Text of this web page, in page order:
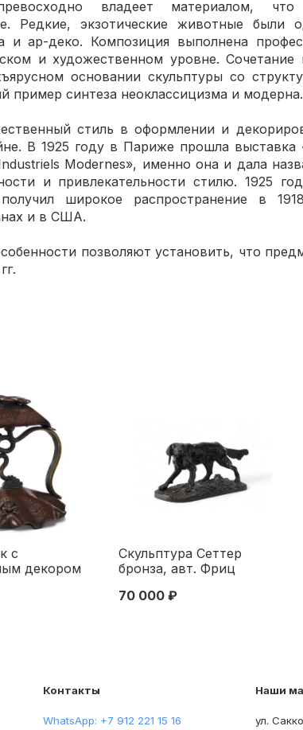
владеет материалом,
Редкие, экзотические животные были
и ар-деко. Композиция выполнена
и художественном уровне. Сочетание
основании скульптуры со
пример синтеза неоклассицизма и модерна.
стиль в оформлении и
В 1925 году в Париже прошла выставка
Modernes», именно она и дала
и привлекательности стилю. 1925
широкое распространение в
и в США.
позволяют установить, что
с
декором
13,5 см.
Скульптура Сеттер
бронза, авт. Фриц
Европа 1920-30 гг. Н-24,5
70 000 ₽
Контакты
WhatsApp: +7 912 221 15 16
Наши
ул.